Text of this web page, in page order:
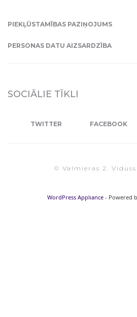
PIEKĻŪSTAMĪBAS PAZIŅOJUMS
PERSONAS DATU AIZSARDZĪBA
SOCIĀLIE TĪKLI
TWITTER FACEBOOK
© Valmieras 2.
WordPress Appliance - Powered